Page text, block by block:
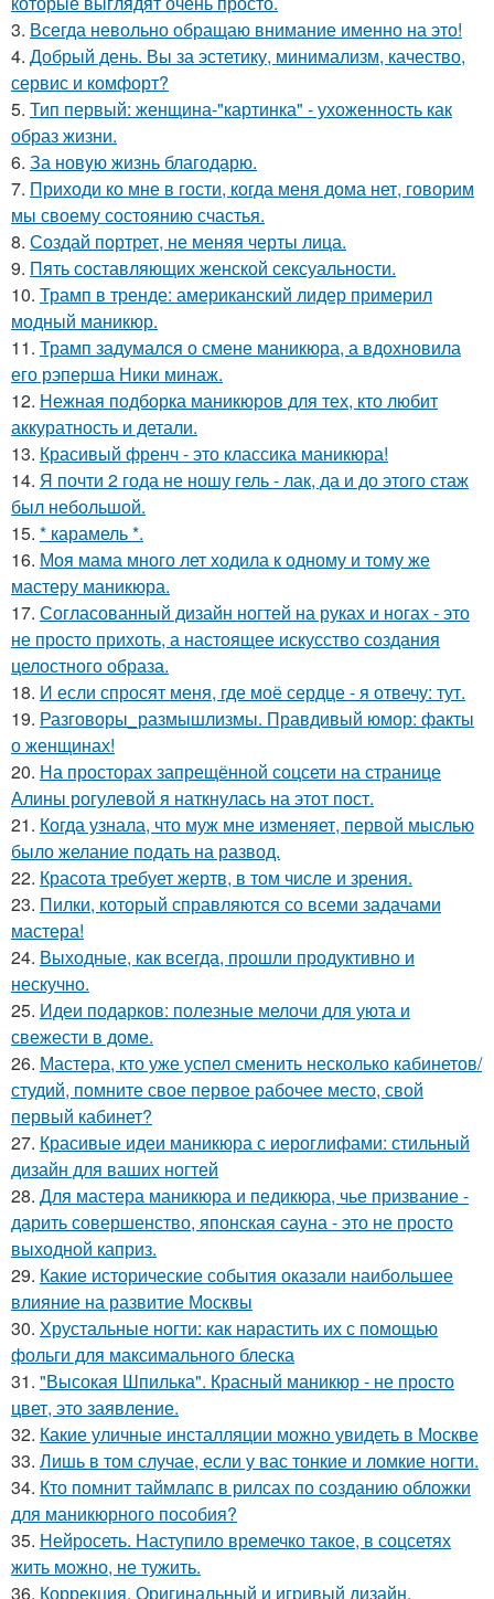
3. Всегда невольно обращаю внимание именно на это!
4. Добрый день. Вы за эстетику, минимализм, качество,
сервис и комфорт?
5. Тип первый: женщина-"картинка" - ухоженность как
образ жизни.
6. За новyю жизнь благодарю.
7. Приходи ко мне в гости, когда меня дома нет, говорим
мы своему состоянию счастья.
8. Создай портрет, не меняя черты лица.
9. Пять составляющих женской сексуальности.
10. Трамп в тренде: американский лидер примерил
модный маникюр.
11. Трамп задумался о смене маникюра, а вдохновила
его рэперша Ники минаж.
12. Нежная подборка маникюров для тех, кто любит
аккуратность и детали.
13. Красивый френч - это классика маникюра!
14. Я почти 2 года не ношу гель - лак, да и до этого стаж
был небольшой.
15. * карамель *.
16. Моя мама много лет ходила к одному и тому же
мастеру маникюра.
17. Согласованный дизайн ногтей на руках и ногах - это
не просто прихоть, а настоящее искусство создания
целостного образа.
18. И если спросят меня, где моё сердце - я отвечу: тут.
19. Разговоры_размышлизмы. Правдивый юмор: факты
о женщинах!
20. На просторах запрещённой соцсети на странице
Алины рогулевой я наткнулась на этот пост.
21. Когда узнала, что муж мне изменяет, первой мыслью
было желание подать на развод.
22. Красота требует жертв, в том числе и зрения.
23. Пилки, который справляются со всеми задачами
мастера!
24. Выходные, как всегда, прошли продуктивно и
нескучно.
25. Идеи подарков: полезные мелочи для уюта и
свежести в доме.
26. Мастера, кто уже успел сменить несколько кабинетов/
студий, помните свое первое рабочее место, свой
первый кабинет?
27. Красивые идеи маникюра с иероглифами: стильный
дизайн для ваших ногтей
28. Для мастера маникюра и педикюра, чье призвание -
дарить совершенство, японская сауна - это не просто
выходной каприз.
29. Какие исторические события оказали наибольшее
влияние на развитие Москвы
30. Хрустальные ногти: как нарастить их с помощью
фольги для максимального блеска
31. "Высокая Шпилька". Красный маникюр - не просто
цвет, это заявление.
32. Какие уличные инсталляции можно увидеть в Москве
33. Лишь в том случае, если у вас тонкие и ломкие ногти.
34. Кто помнит таймлапс в рилсах по созданию обложки
для маникюрного пособия?
35. Нейросеть. Наступило времечко такое, в соцсетях
жить можно, не тужить.
36. Коррекция. Оригинальный и игривый дизайн,